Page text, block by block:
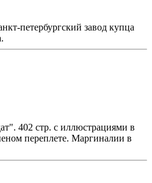
петербургский завод купца
402 стр. с иллюстрациями в
переплете. Маргиналии в